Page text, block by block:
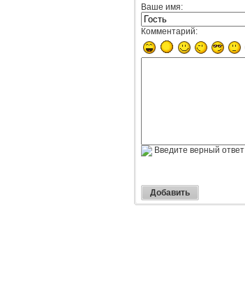
Ваше имя:
Комментарий:
Введите верный ответ